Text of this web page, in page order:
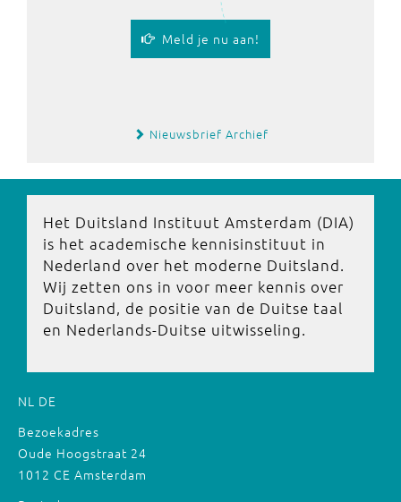
Meld je nu aan!
Nieuwsbrief Archief
Het Duitsland Instituut Amsterdam (DIA)
is het academische kennisinstituut in
Nederland over het moderne Duitsland.
Wij zetten ons in voor meer kennis over
Duitsland, de positie van de Duitse taal
en Nederlands-Duitse uitwisseling.
NL DE
Bezoekadres
Oude Hoogstraat 24
1012 CE Amsterdam